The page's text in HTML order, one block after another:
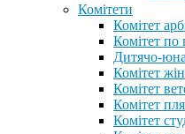
Комітети
Комітет
Комітет по
Дитячо-
Комітет
Комітет
Комітет
Комітет